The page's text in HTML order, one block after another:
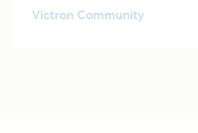
Victron Community